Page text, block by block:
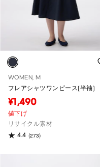
WOMEN, M
フレアシャツワンピース(半袖)
¥1,490
値下げ
リサイクル素材
4.4 (273)